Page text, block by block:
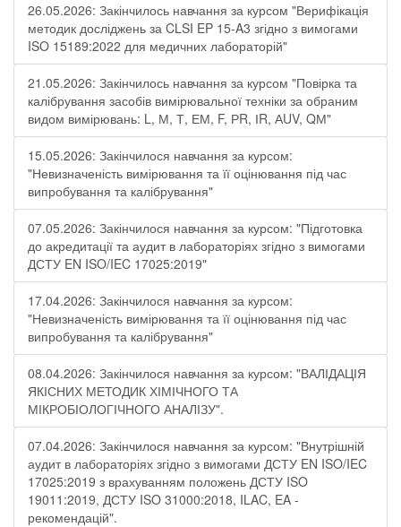
26.05.2026: Закінчилось навчання за курсом "Верифікація
методик досліджень за CLSI EP 15-A3 згідно з вимогами
ISO 15189:2022 для медичних лабораторій"
21.05.2026: Закінчилось навчання за курсом "Повірка та
калібрування засобів вимірювальної техніки за обраним
видом вимірювань: L, М, Т, ЕМ, F, РR, ІR, АUV, QМ"
15.05.2026: Закінчилося навчання за курсом:
"Невизначеність вимірювання та її оцінювання під час
випробування та калібрування"
07.05.2026: Закінчилося навчання за курсом: "Підготовка
до акредитації та аудит в лабораторіях згідно з вимогами
ДСТУ EN ISO/IEC 17025:2019"
17.04.2026: Закінчилося навчання за курсом:
"Невизначеність вимірювання та її оцінювання під час
випробування та калібрування"
08.04.2026: Закінчилося навчання за курсом: "ВАЛІДАЦІЯ
ЯКІСНИХ МЕТОДИК ХІМІЧНОГО ТА
МІКРОБІОЛОГІЧНОГО АНАЛІЗУ".
07.04.2026: Закінчилося навчання за курсом: "Внутрішній
аудит в лабораторіях згідно з вимогами ДСТУ EN ISO/IEC
17025:2019 з врахуванням положень ДСТУ ISO
19011:2019, ДСТУ ISO 31000:2018, ILAC, EA -
рекомендацій".